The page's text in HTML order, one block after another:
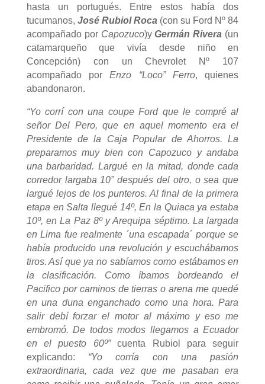
hasta un portugués. Entre estos había dos
tucumanos, José Rubiol Roca (con su Ford Nº 84
acompañado por Capozuco)yGermán Rivera (un
catamarqueño que vivía desde niño en
Concepción) con un Chevrolet Nº 107
acompañado porEnzo “Loco” Ferro, quienes
abandonaron.
“Yo corrí con una coupe Ford que le compré al
señor Del Pero, que en aquel momento era el
Presidente de la Caja Popular de Ahorros. La
preparamos muy bien con Capozuco y andaba
una barbaridad. Largué en la mitad, donde cada
corredor largaba 10” después del otro, o sea que
largué lejos de los punteros. Al final de la primera
etapa en Salta llegué 14º, En la Quiaca ya estaba
10º, en La Paz 8º y Arequipa séptimo. La largada
en Lima fue realmente ´una escapada´ porque se
había producido una revolución y escuchábamos
tiros. Así que ya no sabíamos como estábamos en
la clasificación. Como íbamos bordeando el
Pacifico por caminos de tierras o arena me quedé
en una duna enganchado como una hora. Para
salir debí forzar el motor al máximo y eso me
embromó. De todos modos llegamos a Ecuador
en el puesto 60º”cuenta Rubiol para seguir
explicando: “Yo corría con una pasión
extraordinaria, cada vez que me pasaban era